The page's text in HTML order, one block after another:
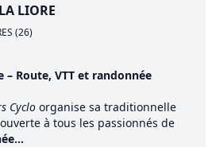
LIORE
(26)
– Route, VTT et randonnée
Cyclo organise sa traditionnelle
à tous les passionnés de